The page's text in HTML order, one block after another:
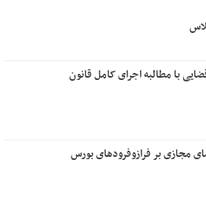
با مطالبه اجرای کامل قانون
مجازی بر فرازوفرودهای بورس